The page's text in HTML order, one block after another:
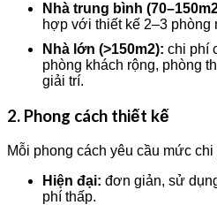
Nhà trung bình
hợp với thiết kế 2–3 phòng
Nhà lớn (>150m2): chi phí
phòng khách rộng, phòng
giải trí.
2. Phong cách thiết kế
Mỗi phong cách yêu cầu mức
Hiện đại: đơn giản, sử
phí thấp.